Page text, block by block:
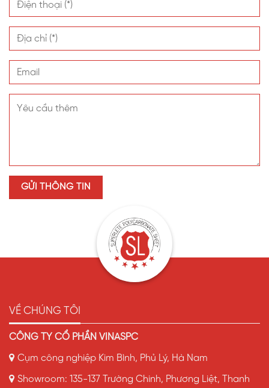
VỀ CHÚNG TÔI
CÔNG TY CỔ PHẦN VINASPC
Cụm công nghiệp Kim Bình, Phủ Lý, Hà Nam
Showroom: 135-137 Trường Chinh, Phương Liệt, Thanh